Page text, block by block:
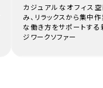
カジュアルなオフィス
み、リラックスから集中
な働き方をサポートする
ジワークソファー